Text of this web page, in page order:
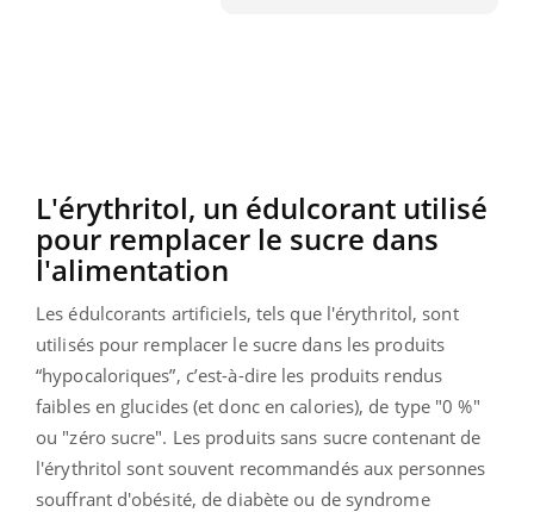
L'érythritol, un édulcorant utilisé
pour remplacer le sucre dans
l'alimentation
Les édulcorants artificiels, tels que l'érythritol, sont
utilisés pour remplacer le sucre dans les produits
“hypocaloriques”, c’est-à-dire les produits rendus
faibles en glucides (et donc en calories), de type "0 %"
ou "zéro sucre". Les produits sans sucre contenant de
l'érythritol sont souvent recommandés aux personnes
souffrant d'obésité, de diabète ou de syndrome